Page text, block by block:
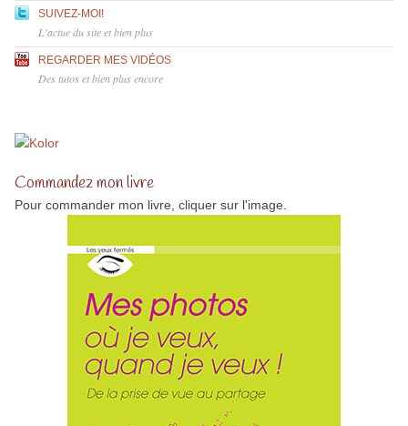
SUIVEZ-MOI!
L'actue du site et bien plus
REGARDER MES VIDÉOS
Des tutos et bien plus encore
Commandez mon livre
Pour commander mon livre, cliquer sur l'image.